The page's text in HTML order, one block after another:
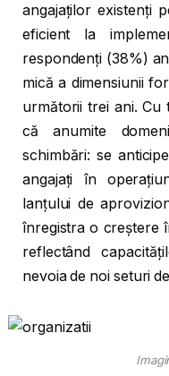
angajaților existenți
eficient la
respondenți (38%)
mică a dimensiunii
următorii trei ani. Cu
că anumite
schimbări: se
angajați în
lanțului de
înregistra o creștere
reflectând
nevoia de noi seturi